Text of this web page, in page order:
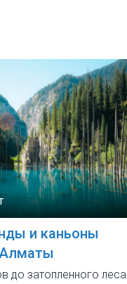
и каньоны
до затопленного леса